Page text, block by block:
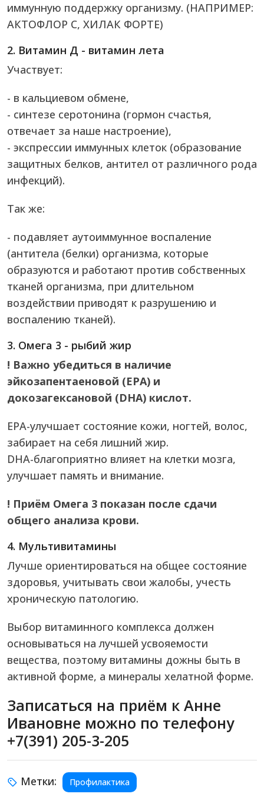
иммунную поддержку организму. (НАПРИМЕР:
АКТОФЛОР С, ХИЛАК ФОРТЕ)
2. Витамин Д - витамин лета
Участвует:
- в кальциевом обмене,
- синтезе серотонина (гормон счастья,
отвечает за наше настроение),
- экспрессии иммунных клеток (образование
защитных белков, антител от различного рода
инфекций).
Так же:
- подавляет аутоиммунное воспаление
(антитела (белки) организма, которые
образуются и работают против собственных
тканей организма, при длительном
воздействии приводят к разрушению и
воспалению тканей).
3. Омега 3 - рыбий жир
! Важно убедиться в наличие
эйкозапентаеновой (ЕРА) и
докозагексановой (DHA) кислот.
ЕРА-улучшает состояние кожи, ногтей, волос,
забирает на себя лишний жир.
DHA-благоприятно влияет на клетки мозга,
улучшает память и внимание.
! Приём Омега 3 показан после сдачи
общего анализа крови.
4. Мультивитамины
Лучше ориентироваться на общее состояние
здоровья, учитывать свои жалобы, учесть
хроническую патологию.
Выбор витаминного комплекса должен
основываться на лучшей усвояемости
вещества, поэтому витамины дожны быть в
активной форме, а минералы хелатной форме.
Записаться на приём к Анне
Ивановне можно по телефону
+7(391) 205-3-205
Метки: Профилактика